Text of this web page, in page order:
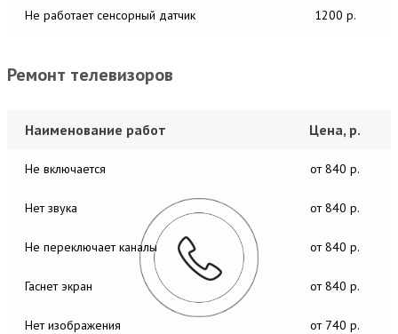
Не работает сенсорный датчик 1200 р.
Ремонт телевизоров
Наименование работ Цена, р.
Не включается от 840 р.
Нет звука от 840 р.
Не переключает каналы от 840 р.
Гаснет экран от 840 р.
Нет изображения от 740 р.